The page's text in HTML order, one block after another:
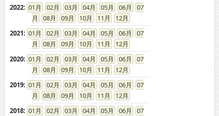
2022: 01 02 03 04 05 06
07
08
09 10 11
12
2021: 01 02 03 04 05 06
07
08
09 10 11
12
2020: 01 02 03 04 05 06
07
08
09 10 11
12
2019: 01 02 03 04 05 06
07
08
09 10 11
12
2018: 01 02 03 04 05 06
07